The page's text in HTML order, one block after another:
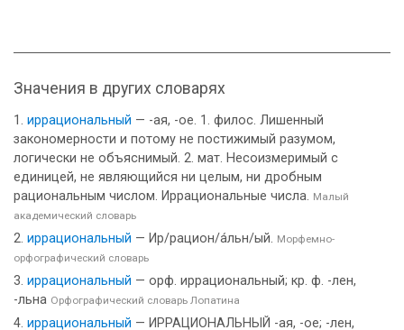
Значения в других словарях
иррациональный — -ая, -ое. 1. филос. Лишенный
закономерности и потому не постижимый разумом,
логически не объяснимый. 2. мат. Несоизмеримый с
единицей, не являющийся ни целым, ни дробным
рациональным числом. Иррациональные числа. Малый
академический словарь
иррациональный — Ир/рацион/а́льн/ый. Морфемно-
орфографический словарь
иррациональный — орф. иррациональный; кр. ф. -лен,
-льна Орфографический словарь Лопатина
иррациональный — ИРРАЦИОНАЛЬНЫЙ -ая, -ое; -лен,